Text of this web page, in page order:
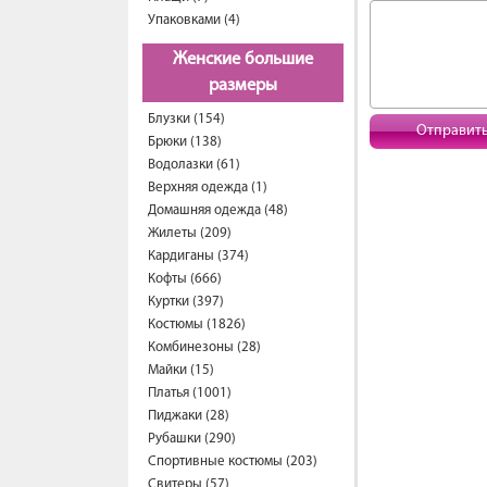
Упаковками (4)
Женские большие
размеры
Блузки (154)
Брюки (138)
Водолазки (61)
Верхняя одежда (1)
Домашняя одежда (48)
Жилеты (209)
Кардиганы (374)
Кофты (666)
Куртки (397)
Костюмы (1826)
Комбинезоны (28)
Майки (15)
Платья (1001)
Пиджаки (28)
Рубашки (290)
Спортивные костюмы (203)